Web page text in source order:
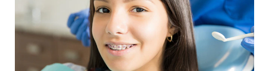
PARA PROFESIONALES
CL (ES)
SUSCRÍBASE